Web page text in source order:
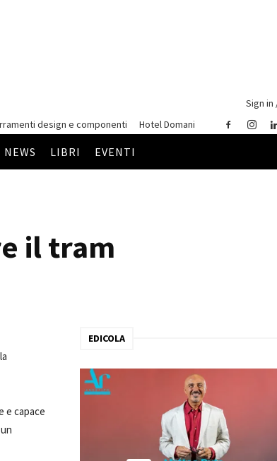
Sign in
design e componenti Hotel Domani
NEWS LIBRI EVENTI
il tram
e capace
EDICOLA